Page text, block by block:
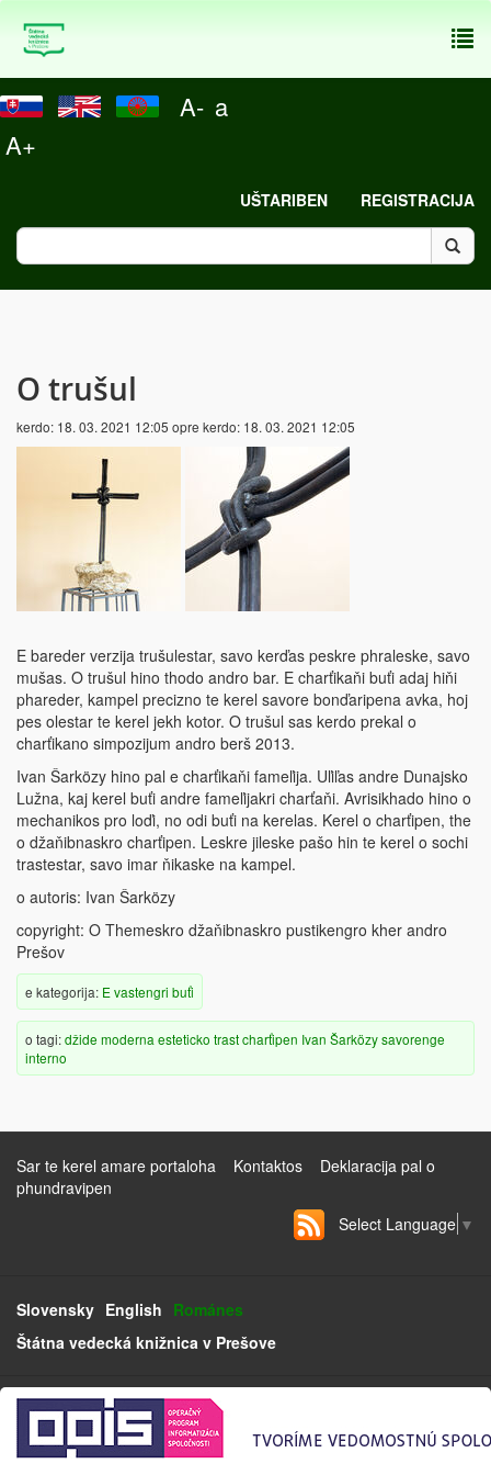
A- a
A+
UŠTARIBEN REGISTRACIJA
O trušul
kerdo: 18. 03. 2021 12:05 opre kerdo: 18. 03. 2021 12:05
E bareder verzija trušulestar, savo kerďas peskre phraleske, savo
mušas. O trušul hino thodo andro bar. E charťikaňi buťi adaj hiňi
phareder, kampel precizno te kerel savore bonďaripena avka, hoj
pes olestar te kerel jekh kotor. O trušul sas kerdo prekal o
charťikano simpozijum andro berš 2013.
Ivan Šarközy hino pal e charťikaňi fameľija. Uľiľas andre Dunajsko
Lužna, kaj kerel buťi andre fameľijakri charťaňi. Avrisikhado hino o
mechanikos pro loďi, no odi buťi na kerelas. Kerel o charťipen, the
o džaňibnaskro charťipen. Leskre jileske pašo hin te kerel o sochi
trastestar, savo imar ňikaske na kampel.
o autoris: Ivan Šarközy
copyright: O Themeskro džaňibnaskro pustikengro kher andro
Prešov
e kategorija: E vastengri buťi
o tagi:džide moderna esteticko trastcharťipen Ivan Šarközysavorenge
interno
Sar te kerel amare portaloha Kontaktos
Deklaracija pal o
phundravipen
Select Language ▼
Slovensky English Románes
Štátna vedecká knižnica v Prešove